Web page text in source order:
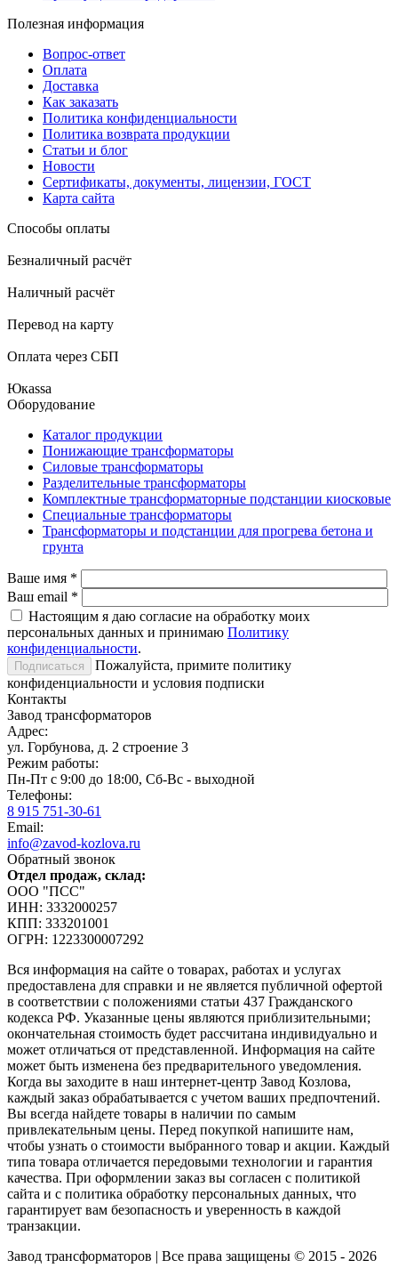
Полезная информация
Вопрос-ответ
Оплата
Доставка
Как заказать
Политика конфиденциальности
Политика возврата продукции
Статьи и блог
Новости
Сертификаты, документы, лицензии, ГОСТ
Карта сайта
Способы оплаты
Безналичный расчёт
Наличный расчёт
Перевод на карту
Оплата через СБП
Юкаssа
Оборудование
Каталог продукции
Понижающие трансформаторы
Силовые трансформаторы
Разделительные трансформаторы
Комплектные трансформаторные подстанции киосковые
Специальные трансформаторы
Трансформаторы и подстанции для прогрева бетона и
грунта
Ваше имя *
Ваш email *
Настоящим я даю согласие на обработку моих
персональных данных и принимаю Политику
конфиденциальности.
Пожалуйста, примите политику
конфиденциальности и условия подписки
Контакты
Завод трансформаторов
Адрес:
ул. Горбунова, д. 2 строение 3
Режим работы:
Пн-Пт с 9:00 до 18:00, Сб-Вс - выходной
Телефоны:
8 915 751-30-61
Email:
info@zavod-kozlova.ru
Обратный звонок
Отдел продаж, склад:
ООО "ПСС"
ИНН: 3332000257
КПП: 333201001
ОГРН: 1223300007292
Вся информация на сайте о товарах, работах и услугах
предоставлена для справки и не является публичной офертой
в соответствии с положениями статьи 437 Гражданского
кодекса РФ. Указанные цены являются приблизительными;
окончательная стоимость будет рассчитана индивидуально и
может отличаться от представленной. Информация на сайте
может быть изменена без предварительного уведомления.
Когда вы заходите в наш интернет-центр Завод Козлова,
каждый заказ обрабатывается с учетом ваших предпочтений.
Вы всегда найдете товары в наличии по самым
привлекательным цены. Перед покупкой напишите нам,
чтобы узнать о стоимости выбранного товар и акции. Каждый
типа товара отличается передовыми технологии и гарантия
качества. При оформлении заказ вы согласен с политикой
сайта и с политика обработку персональных данных, что
гарантирует вам безопасность и уверенность в каждой
транзакции.
Завод трансформаторов | Все права защищены © 2015 - 2026